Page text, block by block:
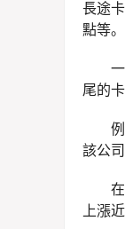
長途
點等。
尾的
該公
上漲